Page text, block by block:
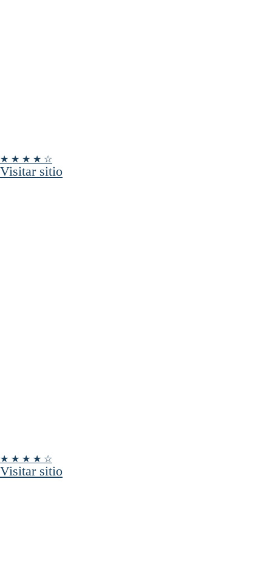
★ ★ ★ ★ ☆
Visitar sitio
★ ★ ★ ★ ☆
Visitar sitio